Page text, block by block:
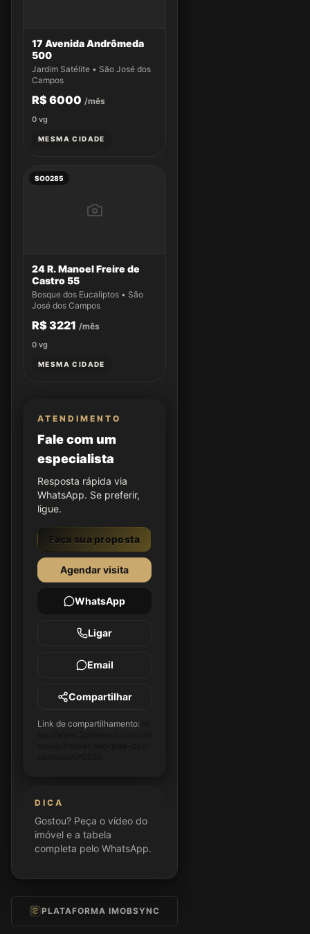
17 Avenida Andrômeda
500
Jardim Satélite • São José dos
Campos
R$ 6000 /mês
0 vg
MESMA CIDADE
SO0285
24 R. Manoel Freire de
Castro 55
Bosque dos Eucaliptos • São
José dos Campos
R$ 3221 /mês
0 vg
MESMA CIDADE
ATENDIMENTO
Fale com um
especialista
Resposta rápida via
WhatsApp. Se preferir,
ligue.
Faça sua proposta
Agendar visita
WhatsApp
Ligar
Email
Compartilhar
Link de compartilhamento:
DICA
Gostou? Peça o vídeo do
imóvel e a tabela
completa pelo WhatsApp.
PLATAFORMA IMOBSYNC